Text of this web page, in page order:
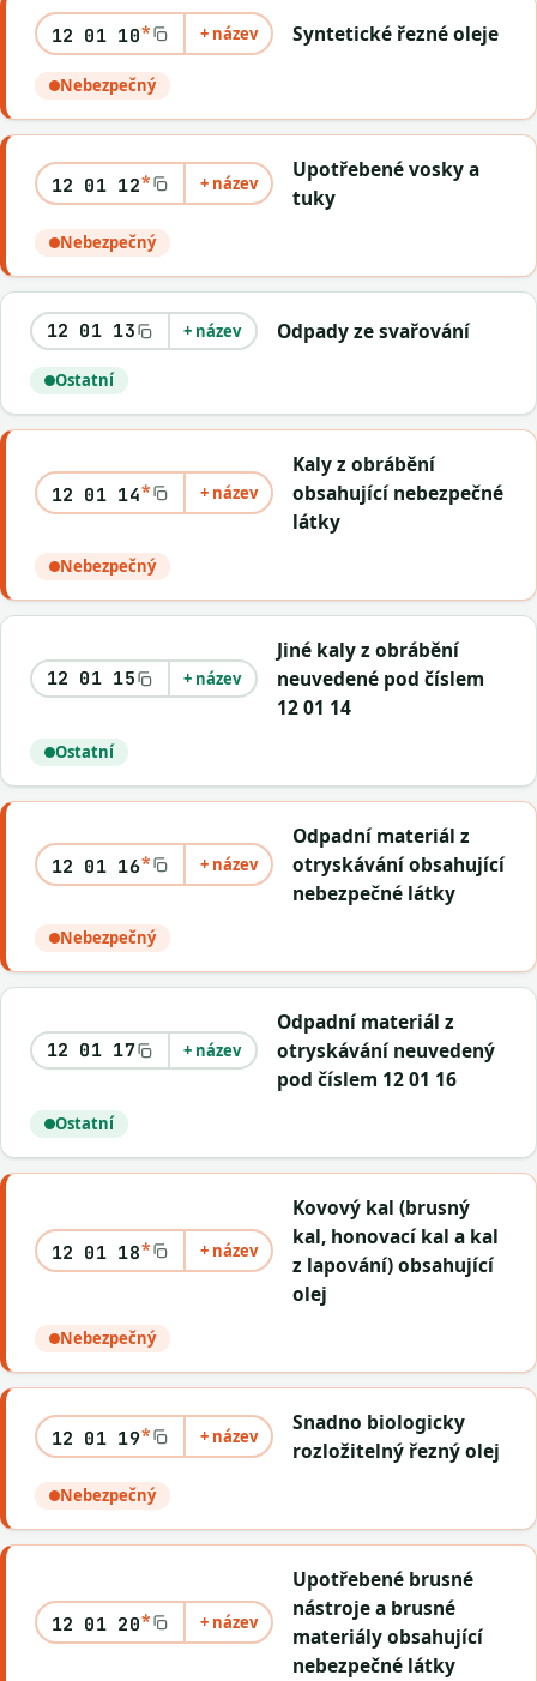
12 01 10* + název Syntetické řezné oleje
Nebezpečný
12 01 12* + název
Upotřebené vosky a
tuky
Nebezpečný
12 01 13 + název Odpady ze svařování
Ostatní
12 01 14* + název
Kaly z obrábění
obsahující nebezpečné
látky
Nebezpečný
12 01 15 + název
Jiné kaly z obrábění
neuvedené pod číslem
12 01 14
Ostatní
12 01 16* + název
Odpadní materiál z
otryskávání obsahující
nebezpečné látky
Nebezpečný
12 01 17 + název
Odpadní materiál z
otryskávání neuvedený
pod číslem 12 01 16
Ostatní
12 01 18* + název
Kovový kal (brusný
kal, honovací kal a kal
z lapování) obsahující
olej
Nebezpečný
12 01 19* + název
Snadno biologicky
rozložitelný řezný olej
Nebezpečný
12 01 20* + název
Upotřebené brusné
nástroje a brusné
materiály obsahující
nebezpečné látky